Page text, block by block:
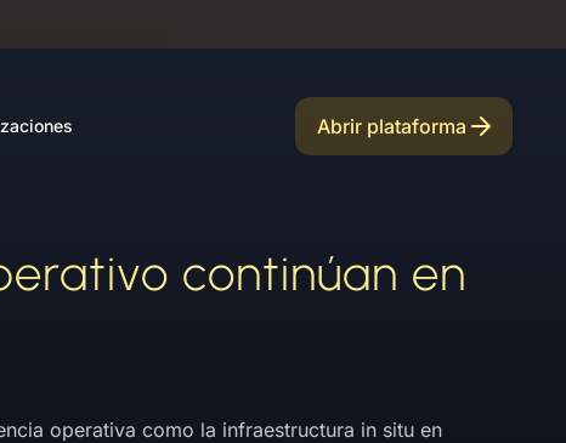
Abrir plataforma
continúan en
operativa como la infraestructura in situ en